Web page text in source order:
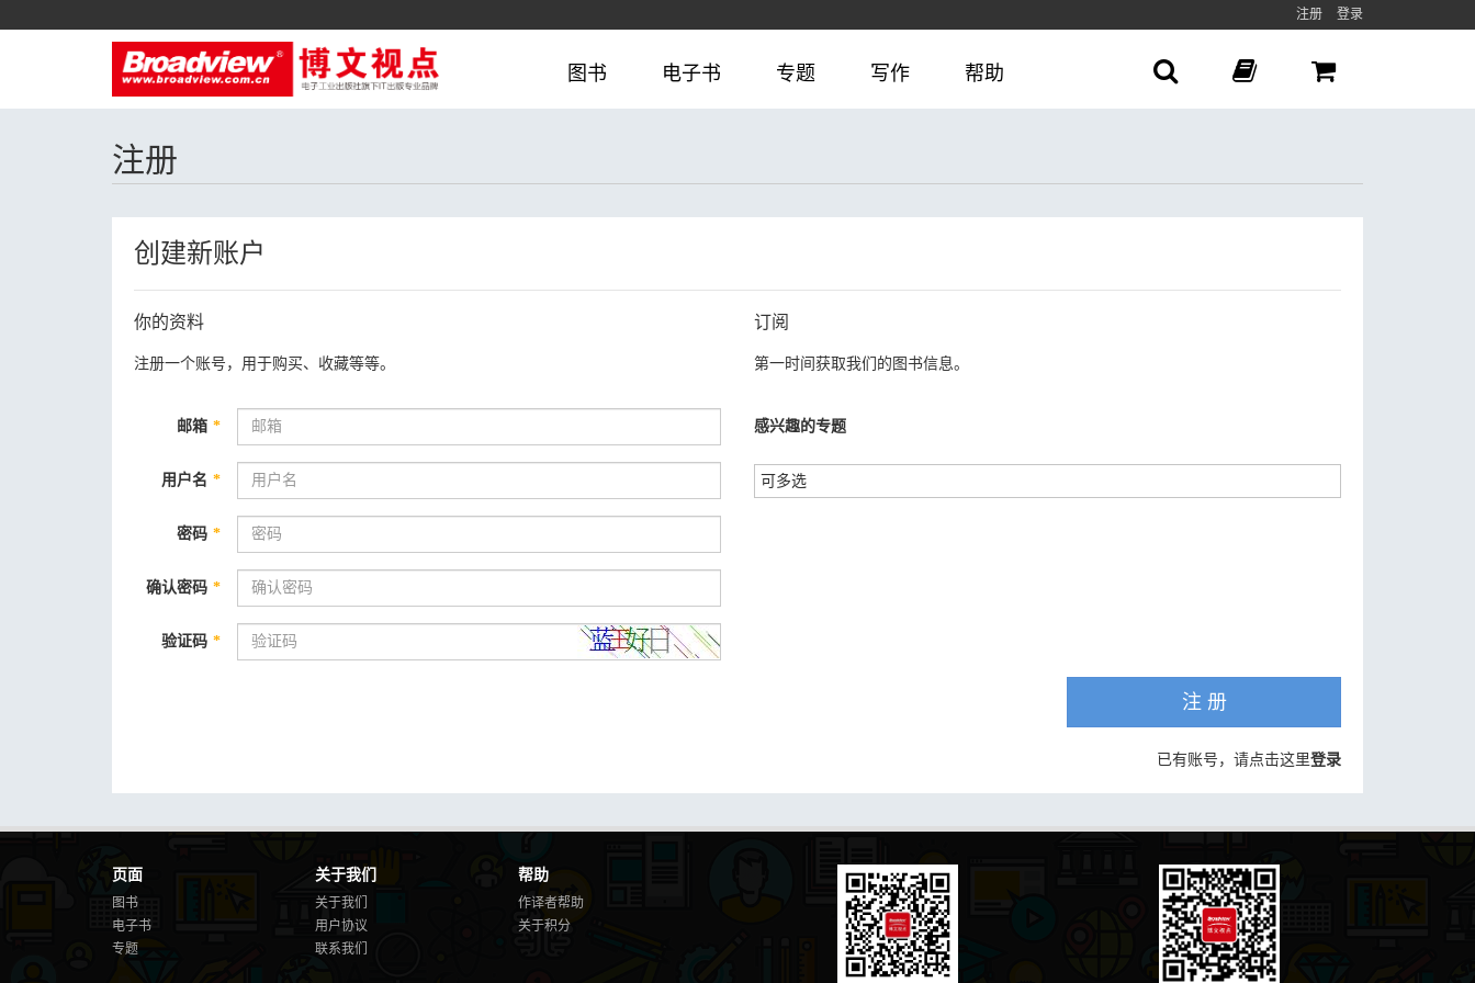
注册 登录
图书 电子书 专题 写作 帮助
注册
创建新账户
你的资料
注册一个账号，用于购买、收藏等等。
邮箱 *
用户名 *
密码 *
确认密码 *
验证码 *
订阅
第一时间获取我们的图书信息。
感兴趣的专题
注 册
已有账号，请点击这里登录
页面
图书
电子书
专题
关于我们
关于我们
用户协议
联系我们
帮助
作译者帮助
关于积分